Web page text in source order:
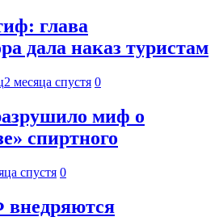
глава
дала наказ туристам
2 месяца спустя 0
миф о
спиртного
спустя 0